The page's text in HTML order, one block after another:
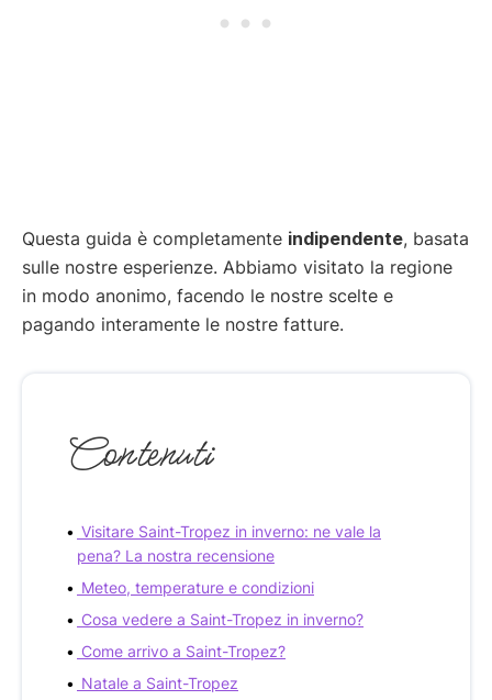
Questa guida è completamente indipendente, basata
sulle nostre esperienze. Abbiamo visitato la regione
in modo anonimo, facendo le nostre scelte e
pagando interamente le nostre fatture.
Contenuti
Visitare Saint-Tropez in inverno: ne vale la
pena? La nostra recensione
Meteo, temperature e condizioni
Cosa vedere a Saint-Tropez in inverno?
Come arrivo a Saint-Tropez?
Natale a Saint-Tropez